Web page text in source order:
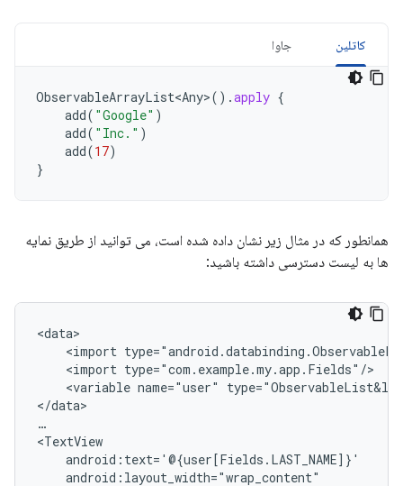
کاتلین جاوا
ObservableArrayList<Any>().apply {
add( "Google" )
add( "Inc." )
add(17)
}
همانطور که در مثال زیر نشان داده شده است، می توانید از طریق نمایه
ها به لیست دسترسی داشته باشید:
<import
<import
<variable name="user"
</data>
…